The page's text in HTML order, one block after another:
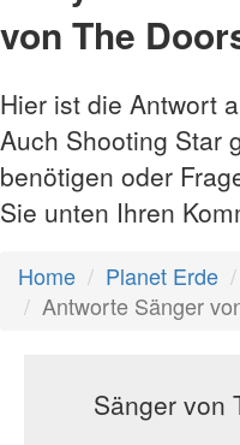
von The
Hier ist die Antwort
Auch Shooting Star
benötigen oder
Sie unten Ihren
Home Planet Erde
Antworte Sänger
Sänger von